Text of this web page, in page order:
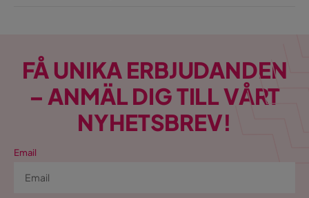
FÅ UNIKA ERBJUDANDEN
– ANMÄL DIG TILL VÅRT
NYHETSBREV!
Email